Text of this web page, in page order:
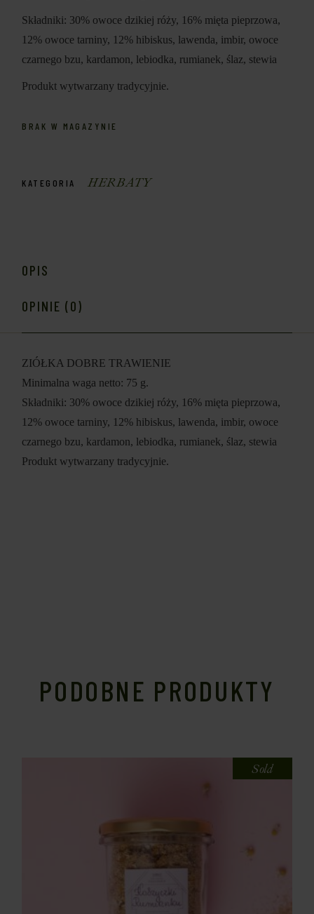
Składniki: 30% owoce dzikiej róży, 16% mięta pieprzowa,
12% owoce tarniny, 12% hibiskus, lawenda, imbir, owoce
czarnego bzu, kardamon, lebiodka, rumianek, ślaz, stewia
Produkt wytwarzany tradycyjnie.
BRAK W MAGAZYNIE
KATEGORIA HERBATY
OPIS
OPINIE (0)
ZIÓŁKA DOBRE TRAWIENIE
Minimalna waga netto: 75 g.
Składniki: 30% owoce dzikiej róży, 16% mięta pieprzowa,
12% owoce tarniny, 12% hibiskus, lawenda, imbir, owoce
czarnego bzu, kardamon, lebiodka, rumianek, ślaz, stewia
Produkt wytwarzany tradycyjnie.
PODOBNE PRODUKTY
Sold